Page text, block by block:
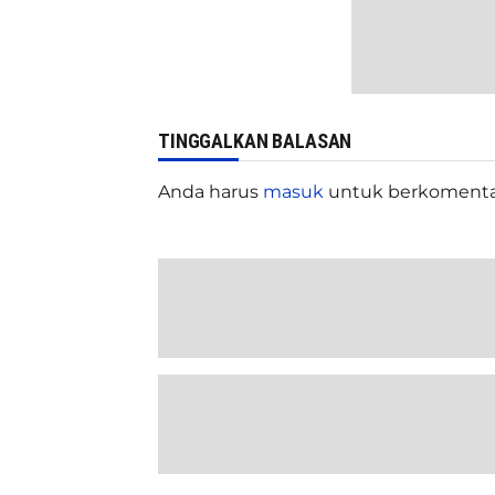
TINGGALKAN BALASAN
Anda harus masuk untuk